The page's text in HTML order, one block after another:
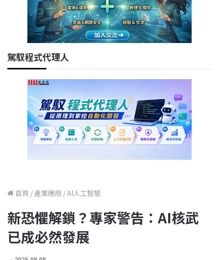
駕馭程式代理人